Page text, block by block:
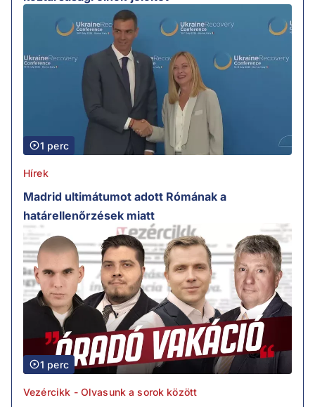
1 perc
Hírek
Madrid ultimátumot adott Rómának a
határellenőrzések miatt
1 perc
Vezércikk - Olvasunk a sorok között